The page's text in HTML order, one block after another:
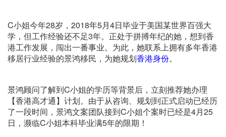
C小姐今年28岁，2018年5月4日毕业于美国某世界百强大
学，但工作经验还不足3年。正处于拼搏年纪的她，想到香
港工作发展，闯出一番事业。为此，她联系上拥有多年香港
移居行业经验的景鸿移民，为她规划香港身份。
景鸿顾问了解到C小姐的学历等背景后，立刻推荐她办理
【香港高才通】计划。由于从咨询、规划到正式启动已经历
了一段时间，景鸿文案团队接到C小姐个案时已经是4月25
日，濒临C小姐本科毕业满5年的限期！